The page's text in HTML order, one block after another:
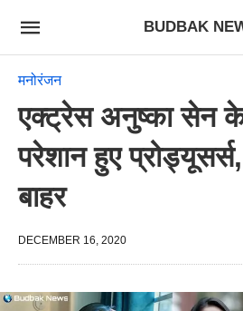
BUDBAK
मनोरंजन
एक्ट्रेस अनुष्का सेन
परेशान हुए
बाहर
DECEMBER 16, 2020